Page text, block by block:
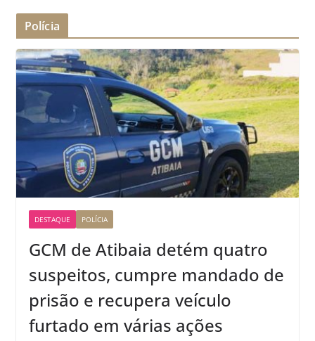
Polícia
DESTAQUE POLÍCIA
GCM de Atibaia detém quatro
suspeitos, cumpre mandado de
prisão e recupera veículo
furtado em várias ações